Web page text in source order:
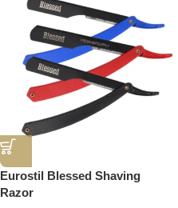
Eurostil Blessed Shaving
Razor